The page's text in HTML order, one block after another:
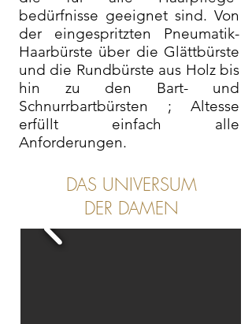
bedürfnisse geeignet sind. Von
der eingespritzten Pneumatik-
Haarbürste über die Glättbürste
und die Rundbürste aus Holz bis
hin zu den Bart- und
Schnurrbartbürsten ; Altesse
erfüllt einfach alle
Anforderungen.
DAS UNIVERSUM
DER DAMEN